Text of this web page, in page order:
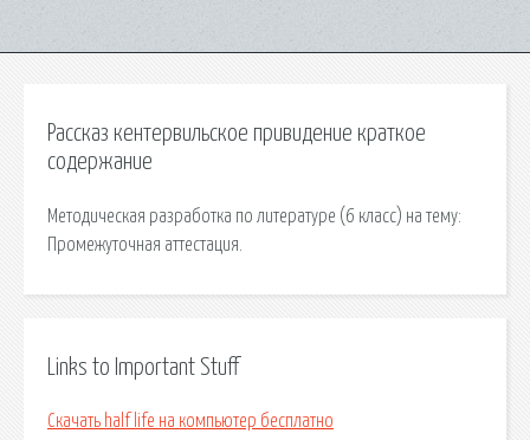
Рассказ кентервильское привидение краткое
содержание
Методическая разработка по литературе (6 класс) на тему:
Промежуточная аттестация.
Links to Important Stuff
Скачать half life на компьютер бесплатно